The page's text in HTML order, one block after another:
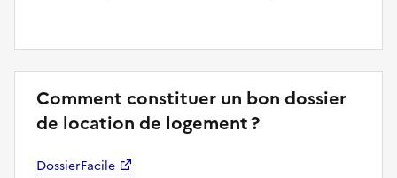
Comment constituer un bon dossier
de location de logement ?
DossierFacile